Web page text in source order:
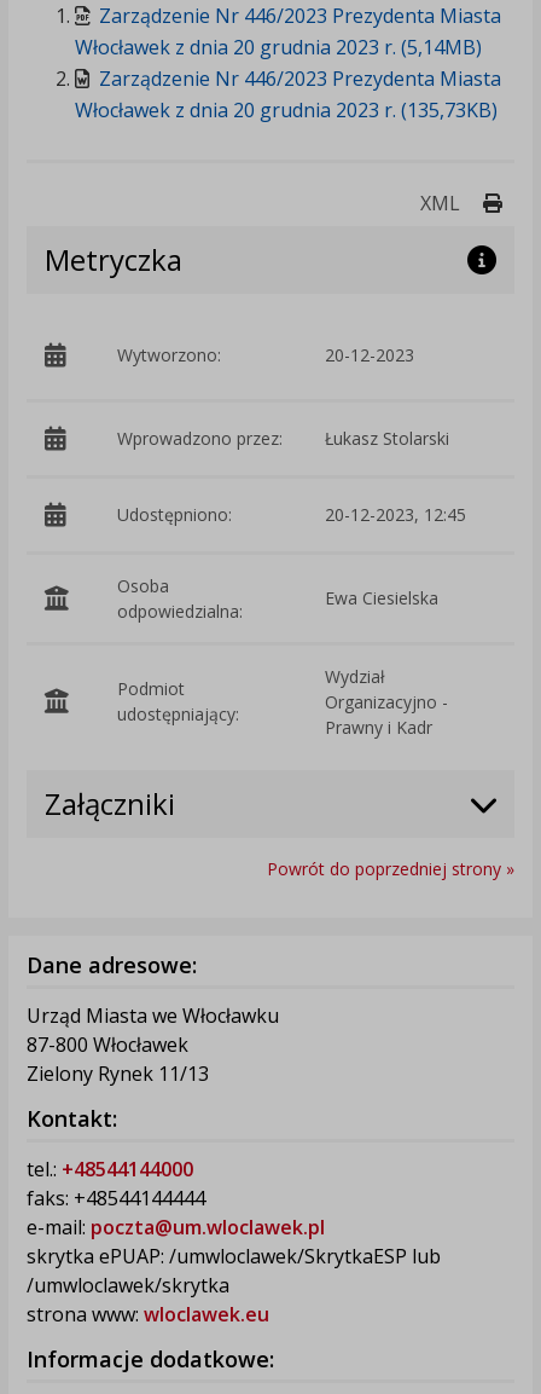
Zarządzenie Nr 446/2023 Prezydenta Miasta
Włocławek z dnia 20 grudnia 2023 r. (5,14MB)
Zarządzenie Nr 446/2023 Prezydenta Miasta
Włocławek z dnia 20 grudnia 2023 r. (135,73KB)
XML
Metryczka
Wytworzono: 20-12-2023
Wprowadzono przez: Łukasz Stolarski
Udostępniono: 20-12-2023, 12:45
Osoba
odpowiedzialna:
Ewa Ciesielska
Podmiot
udostępniający:
Wydział
Organizacyjno -
Prawny i Kadr
Załączniki
Powrót do poprzedniej strony »
Dane adresowe:
Urząd Miasta we Włocławku
87-800 Włocławek
Zielony Rynek 11/13
Kontakt:
tel.: +48544144000
faks: +48544144444
e-mail: poczta@um.wloclawek.pl
skrytka ePUAP: /umwloclawek/SkrytkaESP lub
/umwloclawek/skrytka
strona www: wloclawek.eu
Informacje dodatkowe: